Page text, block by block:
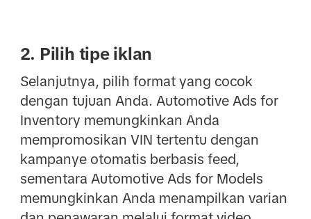
2. Pilih tipe iklan
Selanjutnya, pilih format yang cocok
dengan tujuan Anda. Automotive Ads for
Inventory memungkinkan Anda
mempromosikan VIN tertentu dengan
kampanye otomatis berbasis feed,
sementara Automotive Ads for Models
memungkinkan Anda menampilkan varian